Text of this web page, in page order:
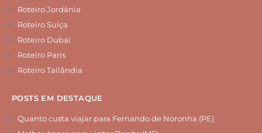
Roteiro Jordânia
Roteiro Suíça
Roteiro Dubai
Roteiro Paris
Roteiro Tailândia
POSTS EM DESTAQUE
Quanto custa viajar para Fernando de Noronha (PE)